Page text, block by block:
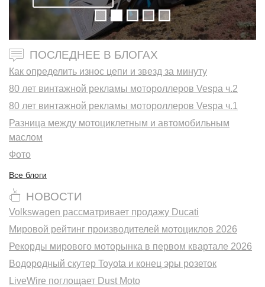
ПОСЛЕДНЕЕ В БЛОГАХ
Как определить износ цепи и звезд за минуту
80 лет винтажной рекламы мотороллеров Vespa ч.2
80 лет винтажной рекламы мотороллеров Vespa ч.1
Разница между мотоциклетным и автомобильным
маслом
Фото
Все блоги
НОВОСТИ
Volkswagen рассматривает продажу Ducati
Мировой рейтинг производителей мотоциклов 2026
Рекорды мирового моторынка в первом квартале 2026
Водородный скутер Toyota и конец эры розеток
LiveWire поглощает Dust Moto